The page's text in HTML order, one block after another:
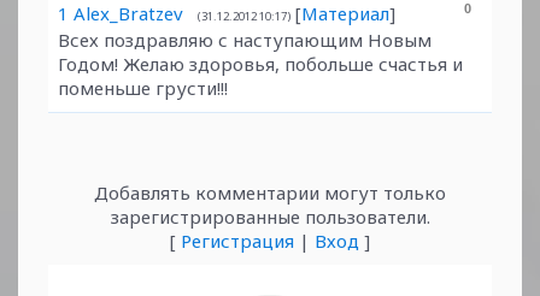
0
1 Alex_Bratzev (31.12.2012 10:17) [Материал]
Всех поздравляю с наступающим Новым
Годом! Желаю здоровья, побольше счастья и
поменьше грусти!!!
Добавлять комментарии могут только
зарегистрированные пользователи.
[ Регистрация | Вход ]